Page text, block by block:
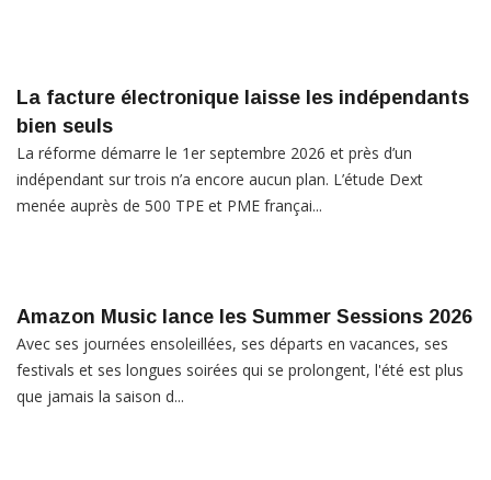
La facture électronique laisse les indépendants
bien seuls
La réforme démarre le 1er septembre 2026 et près d’un
indépendant sur trois n’a encore aucun plan. L’étude Dext
menée auprès de 500 TPE et PME françai...
Amazon Music lance les Summer Sessions 2026
Avec ses journées ensoleillées, ses départs en vacances, ses
festivals et ses longues soirées qui se prolongent, l'été est plus
que jamais la saison d...